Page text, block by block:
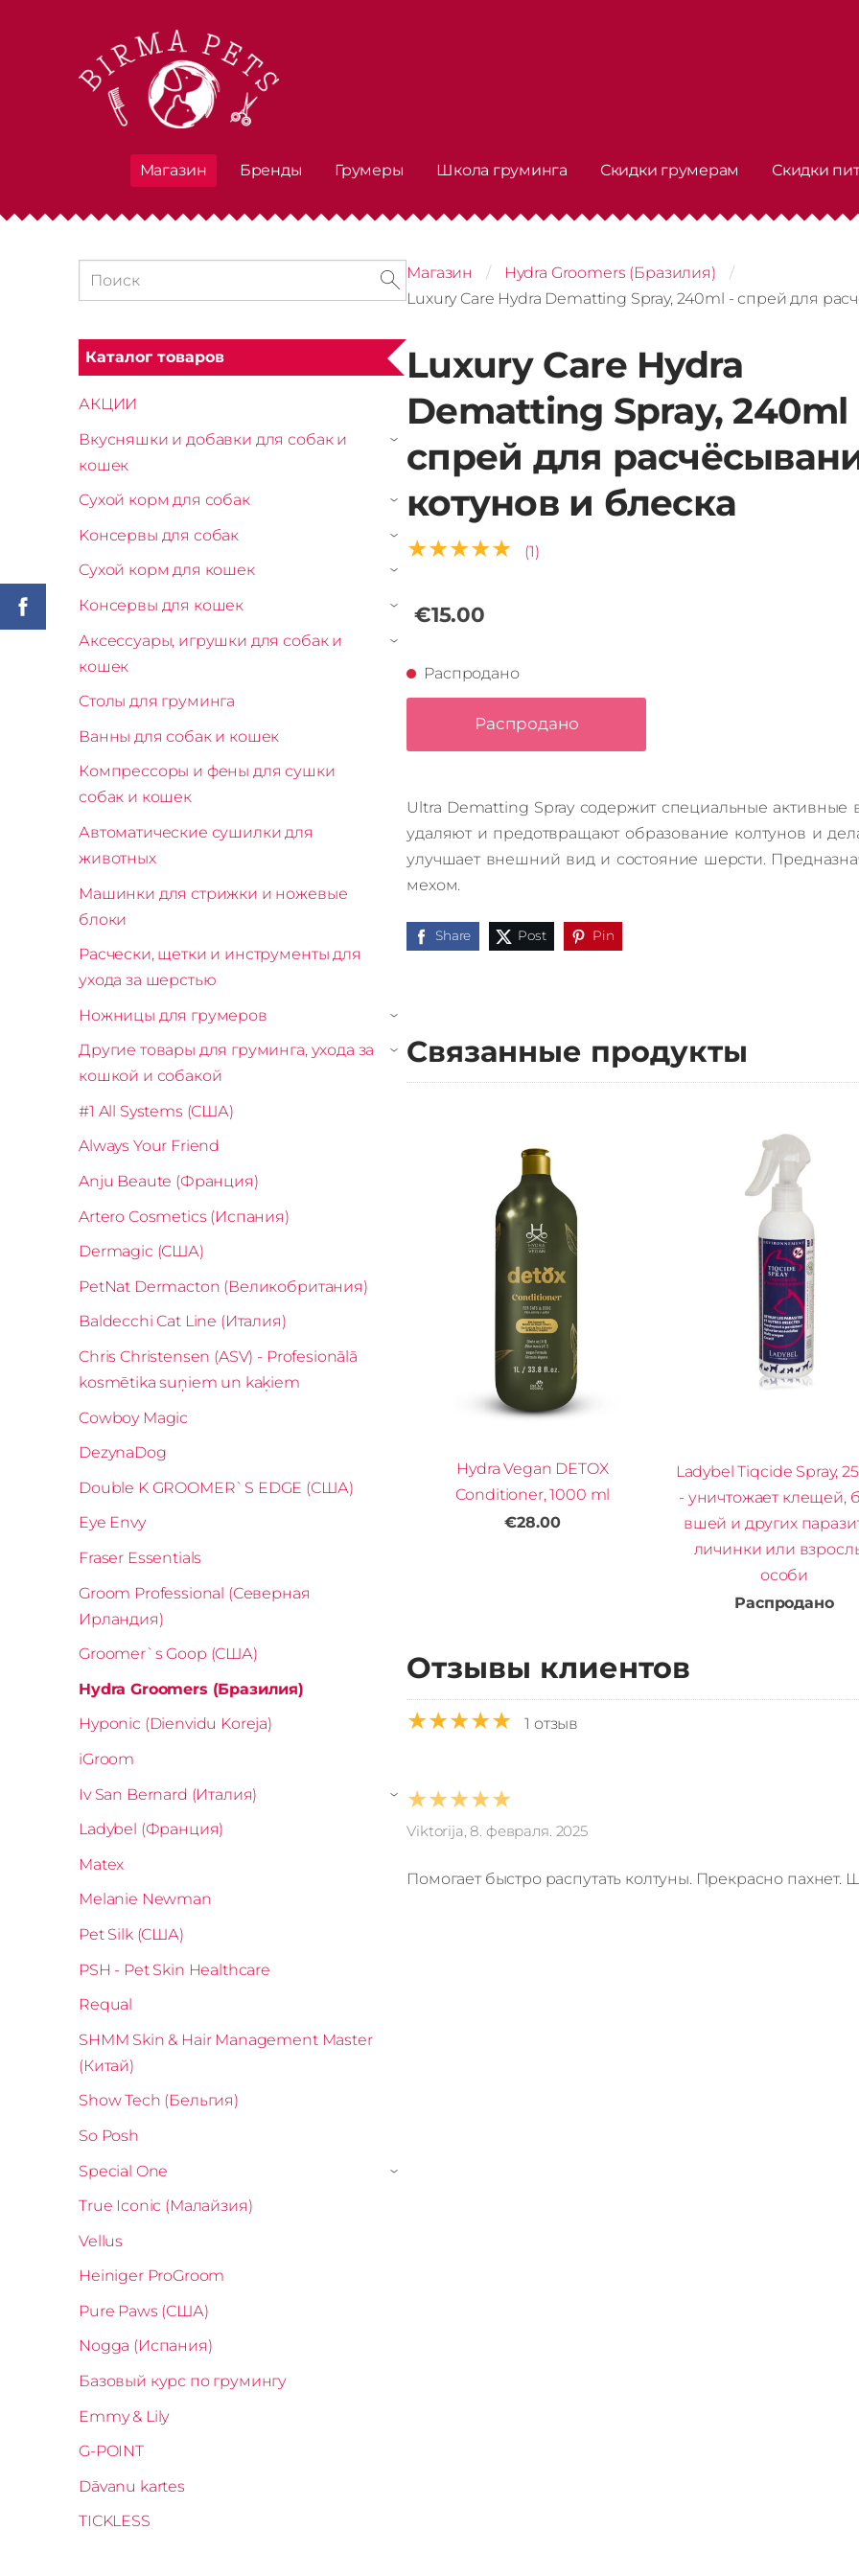
Магазин Бренды Грумеры Школа груминга Скидки грумерам Скидки
Каталог товаров
АКЦИИ
Вкусняшки и добавки для собак и
кошек
›
Сухой корм для собак ›
Kонсервы для собак ›
Сухой корм для кошек ›
Консервы для кошек ›
Аксессуары, игрушки для собак и
кошек
›
Столы для груминга
Ванны для собак и кошек
Компрессоры и фены для сушки
собак и кошек
Автоматические сушилки для
животных
Машинки для стрижки и ножевые
блоки
Расчески, щетки и инструменты для
ухода за шерстью
Ножницы для грумеров
›
Другие товары для груминга, ухода за
кошкой и собакой
›
#1 All Systems (США)
Always Your Friend
Anju Beaute (Франция)
Artero Cosmetics (Испания)
Dermagic (США)
PetNat Dermacton (Великобритания)
Baldecchi Cat Line (Италия)
Chris Christensen (ASV) - Profesionālā
kosmētika suņiem un kaķiem
Cowboy Magic
DezynaDog
Double K GROOMER`S EDGE (США)
Eye Envy
Fraser Essentials
Groom Professional (Северная
Ирландия)
Groomer`s Goop (США)
Hydra Groomers (Бразилия)
Hyponic (Dienvidu Koreja)
iGroom
Iv San Bernard (Италия)
›
Ladybel (Франция)
Matex
Melanie Newman
Pet Silk (США)
PSH - Pet Skin Healthcare
Requal
SHMM Skin & Hair Management Master
(Китай)
Show Tech (Бельгия)
So Posh
Special One
›
True Iconic (Малайзия)
Vellus
Heiniger ProGroom
Pure Paws (США)
Nogga (Испания)
Базовый курс по грумингу
Emmy & Lily
G-POINT
Dāvanu kartes
TICKLESS
Магазин
Hydra Groomers (Бразилия)
Luxury Care Hydra Dematting Spray, 240ml - спрей для
Luxury Care Hydra
Dematting Spray, 240ml
спрей для
котунов и блеска
★★★★★ (1)
€15.00
Распродано
Распродано
Ultra Dematting Spray содержит специальные активные
удаляют и предотвращают образование колтунов и
улучшает внешний вид и состояние шерсти.
мехом.
Share Post Pin
Связанные продукты
Hydra Vegan DETOX
Conditioner, 1000 ml
€28.00
Ladybel Tiqcide Spray,
- уничтожает клещей,
вшей и других
личинки или
особи
Распродано
Отзывы клиентов
★★★★★ 1 отзыв
★★★★★
Viktorija, 8. февраля. 2025
Помогает быстро распутать колтуны. Прекрасно пахнет.